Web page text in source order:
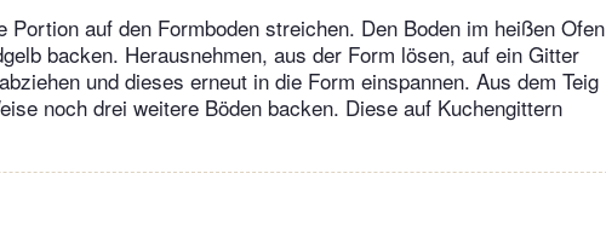
Portion auf den Formboden streichen. Den Boden im heißen Ofen
backen. Herausnehmen, aus der Form lösen, auf ein Gitter
und dieses erneut in die Form einspannen. Aus dem Teig
noch drei weitere Böden backen. Diese auf Kuchengittern